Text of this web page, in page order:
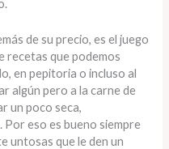
de su precio, es el juego
recetas que podemos
en pepitoria o incluso al
algún pero a la carne de
un poco seca,
Por eso es bueno siempre
untosas que le den un